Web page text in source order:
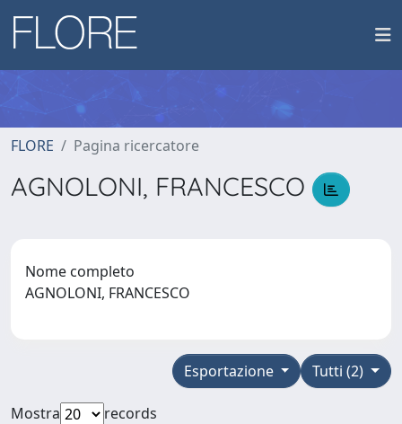
FLORE Pagina ricercatore
AGNOLONI, FRANCESCO
Nome completo
AGNOLONI, FRANCESCO
Tutti (2)
Esportazione
Mostra
records